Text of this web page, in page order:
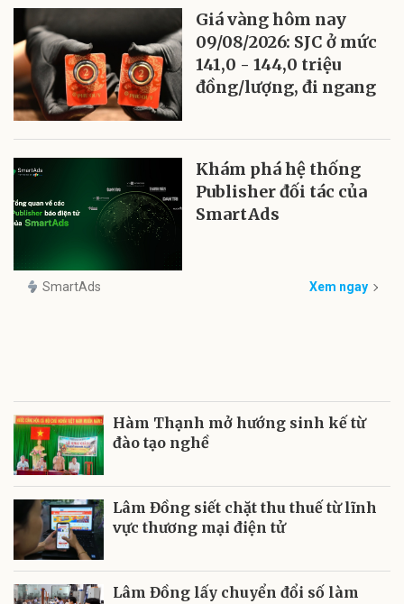
Giá vàng hôm nay
09/08/2026: SJC ở mức
141,0 - 144,0 triệu
đồng/lượng, đi ngang
Khám phá hệ thống
Publisher đối tác của
SmartAds
SmartAds Xem ngay
Hàm Thạnh mở hướng sinh kế từ
đào tạo nghề
Lâm Đồng siết chặt thu thuế từ lĩnh
vực thương mại điện tử
Lâm Đồng lấy chuyển đổi số làm